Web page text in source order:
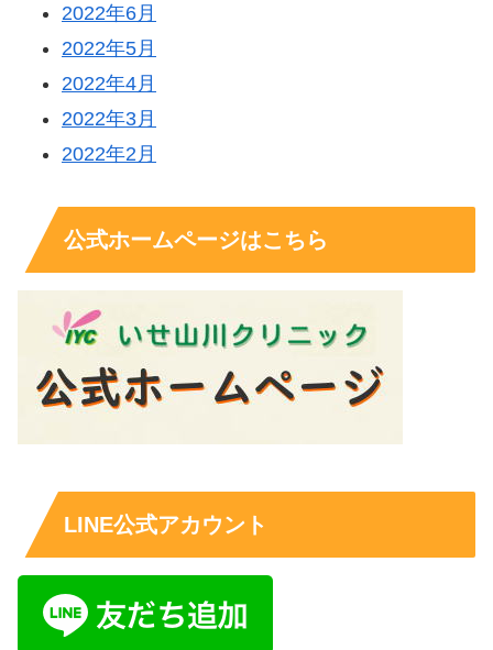
2022年6月
2022年5月
2022年4月
2022年3月
2022年2月
公式ホームページはこちら
LINE公式アカウント